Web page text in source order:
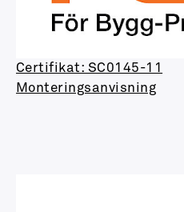
Certifikat: SC0145-11
Monteringsanvisning